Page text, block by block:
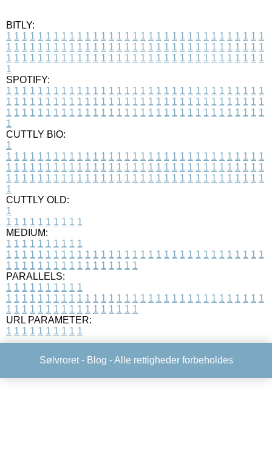
BITLY:
1 1 1 1 1 1 1 1 1 1 1 1 1 1 1 1 1 1 1 1 1 1 1 1 1 1 1 1 1 1 1 1 1
1 1 1 1 1 1 1 1 1 1 1 1 1 1 1 1 1 1 1 1 1 1 1 1 1 1 1 1 1 1 1 1 1
1 1 1 1 1 1 1 1 1 1 1 1 1 1 1 1 1 1 1 1 1 1 1 1 1 1 1 1 1 1 1 1 1
1
SPOTIFY:
1 1 1 1 1 1 1 1 1 1 1 1 1 1 1 1 1 1 1 1 1 1 1 1 1 1 1 1 1 1 1 1 1
1 1 1 1 1 1 1 1 1 1 1 1 1 1 1 1 1 1 1 1 1 1 1 1 1 1 1 1 1 1 1 1 1
1 1 1 1 1 1 1 1 1 1 1 1 1 1 1 1 1 1 1 1 1 1 1 1 1 1 1 1 1 1 1 1 1
1
CUTTLY BIO:
1
1 1 1 1 1 1 1 1 1 1 1 1 1 1 1 1 1 1 1 1 1 1 1 1 1 1 1 1 1 1 1 1 1
1 1 1 1 1 1 1 1 1 1 1 1 1 1 1 1 1 1 1 1 1 1 1 1 1 1 1 1 1 1 1 1 1
1 1 1 1 1 1 1 1 1 1 1 1 1 1 1 1 1 1 1 1 1 1 1 1 1 1 1 1 1 1 1 1 1
1
CUTTLY OLD:
1
1 1 1 1 1 1 1 1 1 1
MEDIUM:
1 1 1 1 1 1 1 1 1 1
1 1 1 1 1 1 1 1 1 1 1 1 1 1 1 1 1 1 1 1 1 1 1 1 1 1 1 1 1 1 1 1 1
1 1 1 1 1 1 1 1 1 1 1 1 1 1 1 1 1
PARALLELS:
1 1 1 1 1 1 1 1 1 1
1 1 1 1 1 1 1 1 1 1 1 1 1 1 1 1 1 1 1 1 1 1 1 1 1 1 1 1 1 1 1 1 1
1 1 1 1 1 1 1 1 1 1 1 1 1 1 1 1 1
URL PARAMETER:
1 1 1 1 1 1 1 1 1 1
Sølvroret - Blog - Alle rettigheder forbeholdes